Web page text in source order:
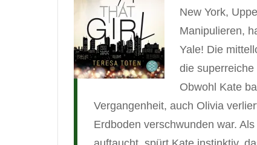
New York,
Manipulieren,
Yale! Die
die
Obwohl Kate
Vergangenheit, auch Olivia
Erdboden verschwunden war.